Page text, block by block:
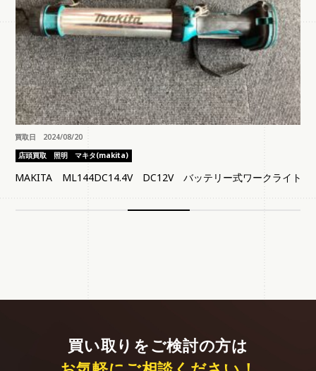
買取日 2024/08/20
店頭買取
照明 マキタ(makita)
MAKITA ML144DC14.4V DC12V バッテリー式ワークライト
買い取りをご検討の方は